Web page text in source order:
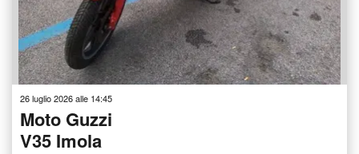
26 luglio 2026 alle 14:45
Moto Guzzi
V35 Imola